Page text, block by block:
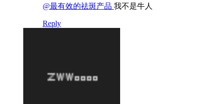
@最有效的祛斑产品 我不是牛人
Reply